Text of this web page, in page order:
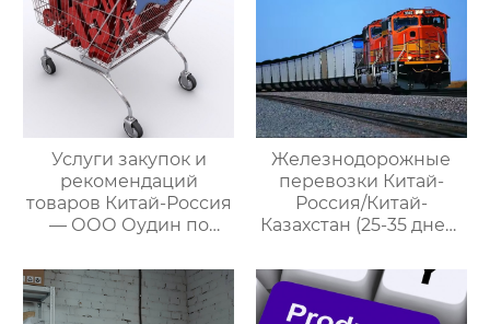
Услуги закупок и
рекомендаций
товаров Китай-Россия
— ООО Оудин по
международными
цепями поставок
Железнодорожные
перевозки Китай-
Россия/Китай-
Казахстан (25-35 дней)
управлению
международными
цепями поставок